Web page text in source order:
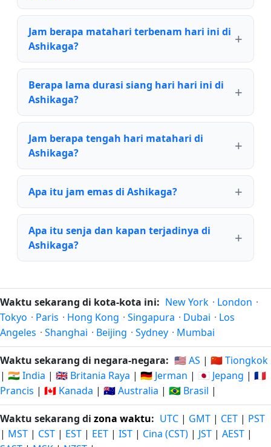
Jam berapa matahari terbenam hari ini di
Ashikaga?
Berapa lama durasi siang hari hari ini di
Ashikaga?
Jam berapa tengah hari matahari di
Ashikaga?
Apa itu jam emas di Ashikaga?
Apa itu senja dan kapan terjadinya di
Ashikaga?
Waktu sekarang di kota-kota ini: New York · London ·
Tokyo · Paris · Hong Kong · Singapura · Dubai · Los
Angeles · Shanghai · Beijing · Sydney · Mumbai
Waktu sekarang di negara-negara: 🇺🇸 AS | 🇨🇳 Tiongkok
| 🇮🇳 India | 🇬🇧 Britania Raya | 🇩🇪 Jerman | 🇯🇵 Jepang | 🇫🇷
Prancis | 🇨🇦 Kanada | 🇦🇺 Australia | 🇧🇷 Brasil |
Waktu sekarang di zona waktu: UTC | GMT | CET | PST
| MST | CST | EST | EET | IST | Cina (CST) | JST | AEST |